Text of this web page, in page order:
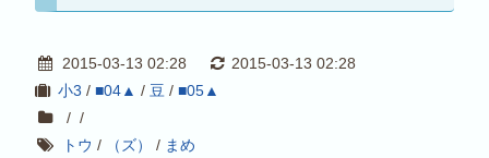
2015-03-13 02:28
2015-03-13 02:28
小3 / ■04▲ / 豆 / ■05▲
/ /
トウ / （ズ） / まめ